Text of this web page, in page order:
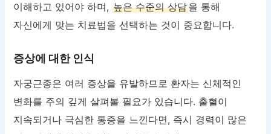
이해하고 있어야 하며,높은 수준의 상담을 통해
자신에게 맞는 치료법을 선택하는 것이 중요합니다.
증상에 대한 인식
자궁근종은 여러 증상을 유발하므로 환자는 신체적인
변화를 주의 깊게 살펴볼 필요가 있습니다. 출혈이
지속되거나 극심한 통증을 느낀다면, 즉시 경력이 많은